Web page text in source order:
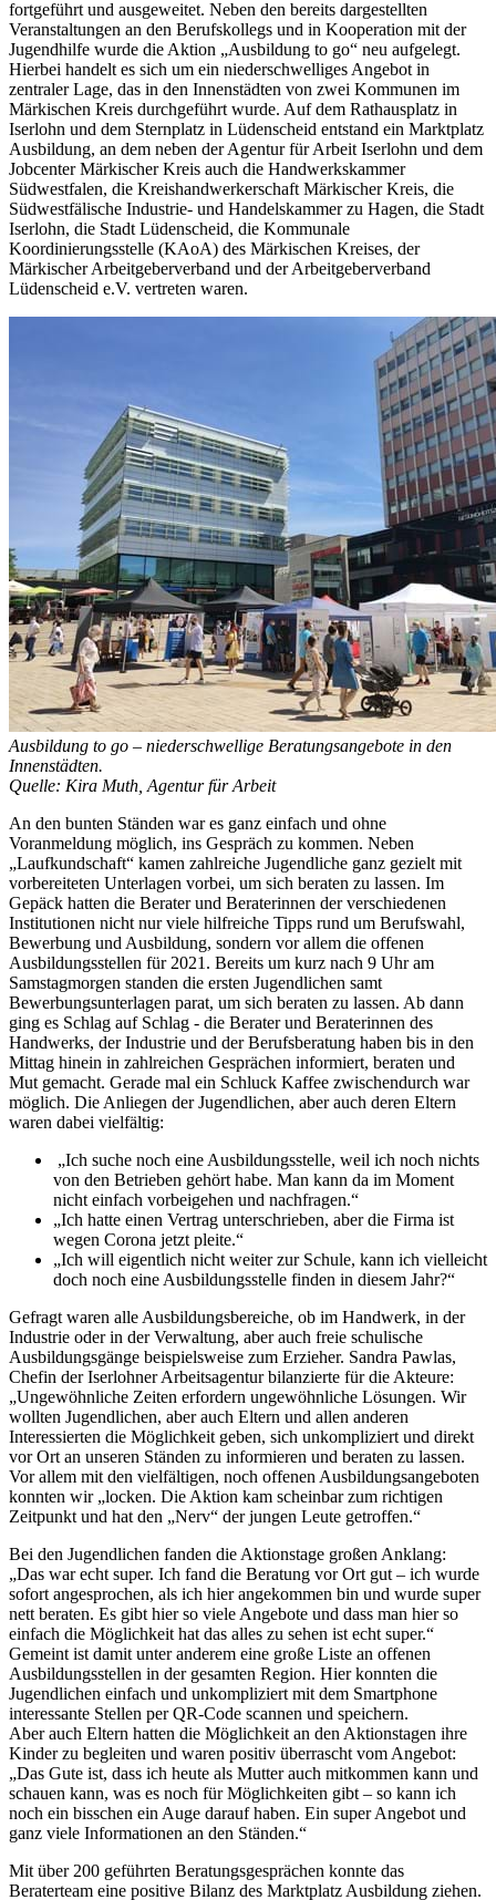
fortgeführt und ausgeweitet. Neben den bereits dargestellten
Veranstaltungen an den Berufskollegs und in Kooperation mit der
Jugendhilfe wurde die Aktion „Ausbildung to go“ neu aufgelegt.
Hierbei handelt es sich um ein niederschwelliges Angebot in
zentraler Lage, das in den Innenstädten von zwei Kommunen im
Märkischen Kreis durchgeführt wurde. Auf dem Rathausplatz in
Iserlohn und dem Sternplatz in Lüdenscheid entstand ein Marktplatz
Ausbildung, an dem neben der Agentur für Arbeit Iserlohn und dem
Jobcenter Märkischer Kreis auch die Handwerkskammer
Südwestfalen, die Kreishandwerkerschaft Märkischer Kreis, die
Südwestfälische Industrie- und Handelskammer zu Hagen, die Stadt
Iserlohn, die Stadt Lüdenscheid, die Kommunale
Koordinierungsstelle (KAoA) des Märkischen Kreises, der
Märkischer Arbeitgeberverband und der Arbeitgeberverband
Lüdenscheid e.V. vertreten waren.
Ausbildung to go – niederschwellige Beratungsangebote in den
Innenstädten.
Quelle: Kira Muth, Agentur für Arbeit
An den bunten Ständen war es ganz einfach und ohne
Voranmeldung möglich, ins Gespräch zu kommen. Neben
„Laufkundschaft“ kamen zahlreiche Jugendliche ganz gezielt mit
vorbereiteten Unterlagen vorbei, um sich beraten zu lassen. Im
Gepäck hatten die Berater und Beraterinnen der verschiedenen
Institutionen nicht nur viele hilfreiche Tipps rund um Berufswahl,
Bewerbung und Ausbildung, sondern vor allem die offenen
Ausbildungsstellen für 2021. Bereits um kurz nach 9 Uhr am
Samstagmorgen standen die ersten Jugendlichen samt
Bewerbungsunterlagen parat, um sich beraten zu lassen. Ab dann
ging es Schlag auf Schlag - die Berater und Beraterinnen des
Handwerks, der Industrie und der Berufsberatung haben bis in den
Mittag hinein in zahlreichen Gesprächen informiert, beraten und
Mut gemacht. Gerade mal ein Schluck Kaffee zwischendurch war
möglich. Die Anliegen der Jugendlichen, aber auch deren Eltern
waren dabei vielfältig:
„Ich suche noch eine Ausbildungsstelle, weil ich noch nichts
von den Betrieben gehört habe. Man kann da im Moment
nicht einfach vorbeigehen und nachfragen.“
„Ich hatte einen Vertrag unterschrieben, aber die Firma ist
wegen Corona jetzt pleite.“
„Ich will eigentlich nicht weiter zur Schule, kann ich vielleicht
doch noch eine Ausbildungsstelle finden in diesem Jahr?“
Gefragt waren alle Ausbildungsbereiche, ob im Handwerk, in der
Industrie oder in der Verwaltung, aber auch freie schulische
Ausbildungsgänge beispielsweise zum Erzieher. Sandra Pawlas,
Chefin der Iserlohner Arbeitsagentur bilanzierte für die Akteure:
„Ungewöhnliche Zeiten erfordern ungewöhnliche Lösungen. Wir
wollten Jugendlichen, aber auch Eltern und allen anderen
Interessierten die Möglichkeit geben, sich unkompliziert und direkt
vor Ort an unseren Ständen zu informieren und beraten zu lassen.
Vor allem mit den vielfältigen, noch offenen Ausbildungsangeboten
konnten wir „locken. Die Aktion kam scheinbar zum richtigen
Zeitpunkt und hat den „Nerv“ der jungen Leute getroffen.“
Bei den Jugendlichen fanden die Aktionstage großen Anklang:
„Das war echt super. Ich fand die Beratung vor Ort gut – ich wurde
sofort angesprochen, als ich hier angekommen bin und wurde super
nett beraten. Es gibt hier so viele Angebote und dass man hier so
einfach die Möglichkeit hat das alles zu sehen ist echt super.“
Gemeint ist damit unter anderem eine große Liste an offenen
Ausbildungsstellen in der gesamten Region. Hier konnten die
Jugendlichen einfach und unkompliziert mit dem Smartphone
interessante Stellen per QR-Code scannen und speichern.
Aber auch Eltern hatten die Möglichkeit an den Aktionstagen ihre
Kinder zu begleiten und waren positiv überrascht vom Angebot:
„Das Gute ist, dass ich heute als Mutter auch mitkommen kann und
schauen kann, was es noch für Möglichkeiten gibt – so kann ich
noch ein bisschen ein Auge darauf haben. Ein super Angebot und
ganz viele Informationen an den Ständen.“
Mit über 200 geführten Beratungsgesprächen konnte das
Beraterteam eine positive Bilanz des Marktplatz Ausbildung ziehen.